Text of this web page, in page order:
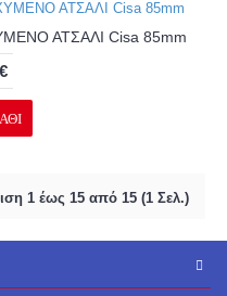
ΑΤΣΑΛΙ Cisa 85mm
1 έως 15 από 15 (1 Σελ.)